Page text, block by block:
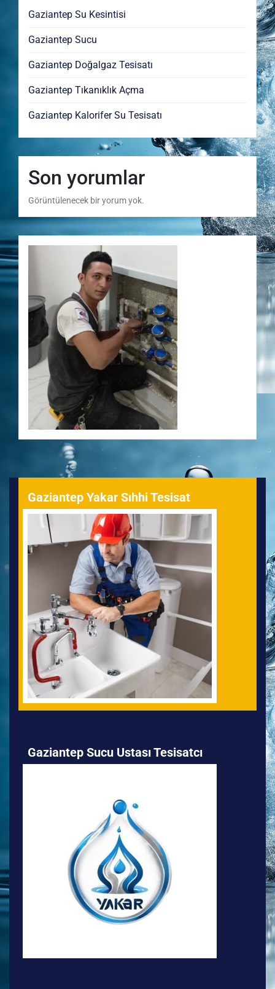
Gaziantep Su Kesintisi
Gaziantep Sucu
Gaziantep Doğalgaz Tesisatı
Gaziantep Tıkanıklık Açma
Gaziantep Kalorifer Su Tesisatı
Son yorumlar
Görüntülenecek bir yorum yok.
Gaziantep Yakar Sıhhi Tesisat
Gaziantep Sucu Ustası Tesisatcı